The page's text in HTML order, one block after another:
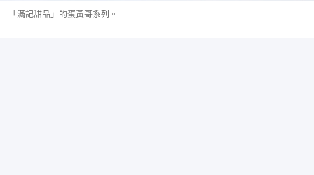
「滿記甜品」的蛋黃哥系列。